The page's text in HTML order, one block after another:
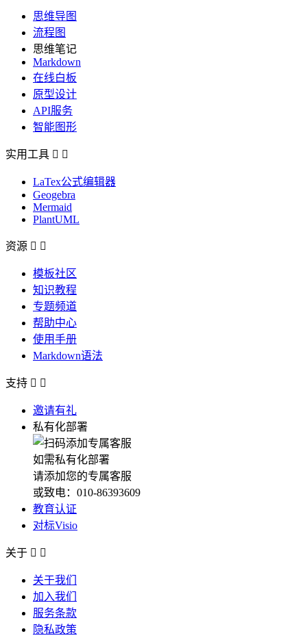
思维导图
流程图
思维笔记
Markdown
在线白板
原型设计
API服务
智能图形
实用工具  
LaTex公式编辑器
Geogebra
Mermaid
PlantUML
资源  
模板社区
知识教程
专题频道
帮助中心
使用手册
Markdown语法
支持  
邀请有礼
私有化部署
如需私有化部署
请添加您的专属客服
或致电：010-86393609
教育认证
对标Visio
关于  
关于我们
加入我们
服务条款
隐私政策